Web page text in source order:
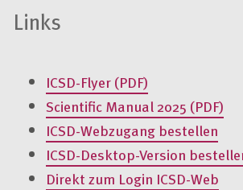
Links
ICSD-Flyer(PDF)
Scientific Manual 2025 (PDF)
ICSD-Webzugang bestellen
ICSD-Desktop-Version
Direkt zum Login ICSD-Web